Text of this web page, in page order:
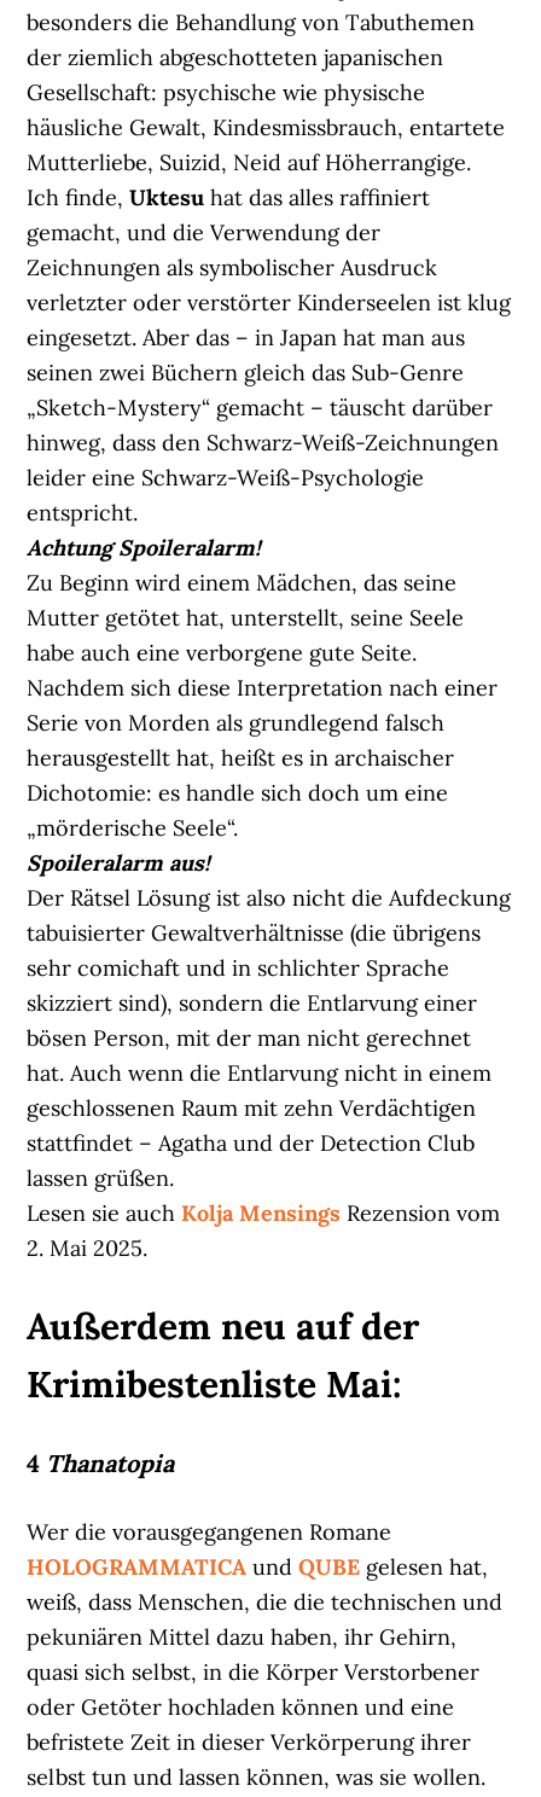
besonders die Behandlung von Tabuthemen
der ziemlich abgeschotteten japanischen
Gesellschaft: psychische wie physische
häusliche Gewalt, Kindesmissbrauch, entartete
Mutterliebe, Suizid, Neid auf Höherrangige.
Ich finde,Uktesuhat das alles raffiniert
gemacht, und die Verwendung der
Zeichnungen als symbolischer Ausdruck
verletzter oder verstörter Kinderseelen ist klug
eingesetzt. Aber das – in Japan hat man aus
seinen zwei Büchern gleich das Sub-Genre
„Sketch-Mystery“ gemacht – täuscht darüber
hinweg, dass den Schwarz-Weiß-Zeichnungen
leider eine Schwarz-Weiß-Psychologie
entspricht.
Achtung Spoileralarm!
Zu Beginn wird einem Mädchen, das seine
Mutter getötet hat, unterstellt, seine Seele
habe auch eine verborgene gute Seite.
Nachdem sich diese Interpretation nach einer
Serie von Morden als grundlegend falsch
herausgestellt hat, heißt es in archaischer
Dichotomie: es handle sich doch um eine
„mörderische Seele“.
Spoileralarm aus!
Der Rätsel Lösung ist also nicht die Aufdeckung
tabuisierter Gewaltverhältnisse (die übrigens
sehr comichaft und in schlichter Sprache
skizziert sind), sondern die Entlarvung einer
bösen Person, mit der man nicht gerechnet
hat. Auch wenn die Entlarvung nicht in einem
geschlossenen Raum mit zehn Verdächtigen
stattfindet – Agatha und der Detection Club
lassen grüßen.
Lesen sie auch Kolja Mensings Rezension vom
2. Mai 2025.
Außerdem neu auf der
Krimibestenliste Mai:
4 Thanatopia
Wer die vorausgegangenen Romane
HOLOGRAMMATICA undQUBE gelesen hat,
weiß, dass Menschen, die die technischen und
pekuniären Mittel dazu haben, ihr Gehirn,
quasi sich selbst, in die Körper Verstorbener
oder Getöter hochladen können und eine
befristete Zeit in dieser Verkörperung ihrer
selbst tun und lassen können, was sie wollen.